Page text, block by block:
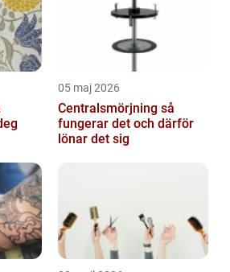
05 maj 2026
Centralsmörjning så
fungerar det och därför
lönar det sig